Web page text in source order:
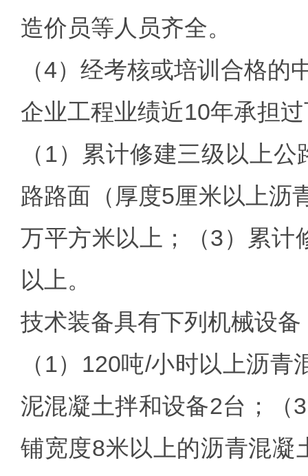
造价员等人员齐全。
（4）经考核或培训合格
企业工程业绩近10年承担
（1）累计修建三级以上
路路面（厚度5厘米以上沥
万平方米以上；（3）累计
以上。
技术装备具有下列机械设备
（1）120吨/小时以上沥
泥混凝土拌和设备2台；（
铺宽度8米以上的沥青混凝